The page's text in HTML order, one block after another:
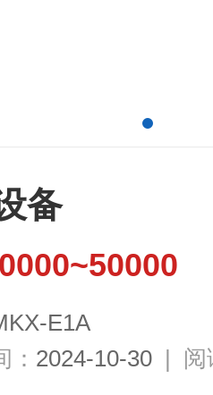
备
E1A
2024-10-30 | 阅